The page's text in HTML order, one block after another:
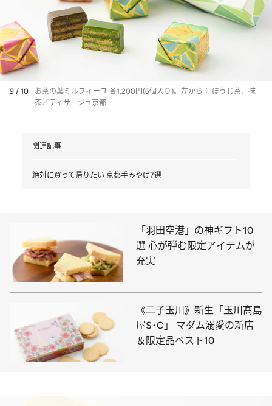
9 / 10
お茶の葉ミルフィーユ 各1,200円(6個入り)。左から： ほうじ茶、抹
茶／ティサージュ京都
関連記事
絶対に買って帰りたい 京都手みやげ7選
「羽田空港」の神ギフト10
選 心が弾む限定アイテムが
充実
《二子玉川》新生「玉川髙島
屋S･C」 マダム溺愛の新店
＆限定品ベスト10